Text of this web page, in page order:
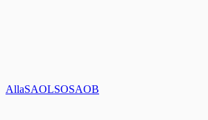
AllaSAOLSOSAOB